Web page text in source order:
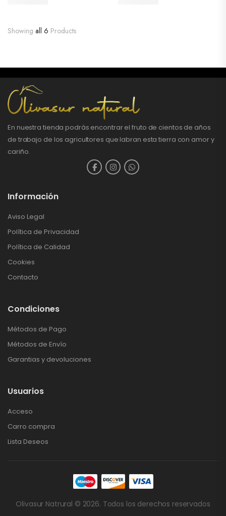
Showing all 6 Products
En nuestra tienda podrás encontrar el fruto de cientos de años
de trabajo de los agricultores que labran esta tierra con amor y
cariño.
Información
Aviso Legal
Política de Privacidad
Política de Calidad
Cookies
Contacto
Condiciones
Métodos de Pago
Métodos de Envío
Garantias y devoluciones
Usuarios
Acceso
Carro compra
Lista Deseos
Olivasur Natrural © 2026. Todos los derechos reservados